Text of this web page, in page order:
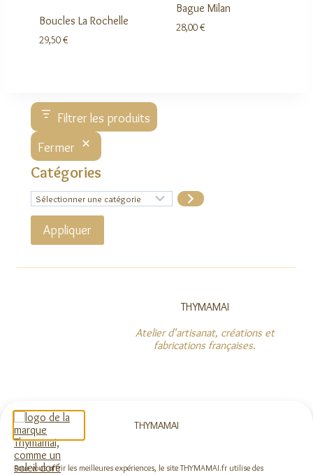
THYMAMAI
Pour vous offrir les meilleures expériences, le site THYMAMAI.fr utilise des
Boucles La Rochelle
29,50€
Bague Milan
28,00€
Filtrer les produits
Fermer
Catégories
Sélectionner
une
catégorie
Appliquer
THYMAMAI
Atelier d'artisanat, créations et
fabrications françaises.